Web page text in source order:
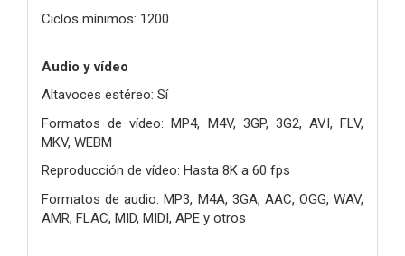
Ciclos mínimos: 1200
Audio y vídeo
Altavoces estéreo: Sí
Formatos de vídeo: MP4, M4V, 3GP, 3G2, AVI, FLV,
MKV, WEBM
Reproducción de vídeo: Hasta 8K a 60 fps
Formatos de audio: MP3, M4A, 3GA, AAC, OGG, WAV,
AMR, FLAC, MID, MIDI, APE y otros